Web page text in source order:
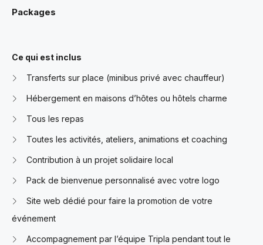
Packages
Ce qui est inclus
Transferts sur place (minibus privé avec chauffeur)
Hébergement en maisons d’hôtes ou hôtels charme
Tous les repas
Toutes les activités, ateliers, animations et coaching
Contribution à un projet solidaire local
Pack de bienvenue personnalisé avec votre logo
Site web dédié pour faire la promotion de votre
événement
Accompagnement par l’équipe Tripla pendant tout le